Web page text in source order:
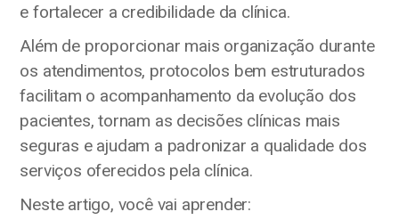
e fortalecer a credibilidade da clínica.
Além de proporcionar mais organização durante
os atendimentos, protocolos bem estruturados
facilitam o acompanhamento da evolução dos
pacientes, tornam as decisões clínicas mais
seguras e ajudam a padronizar a qualidade dos
serviços oferecidos pela clínica.
Neste artigo, você vai aprender: